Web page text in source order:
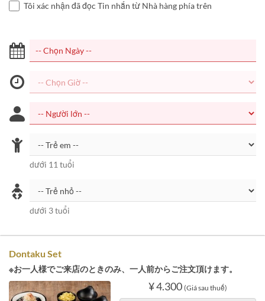
Tôi xác nhận đã đọc Tin nhắn từ Nhà hàng phía trên
dưới 11 tuổi
dưới 3 tuổi
Dontaku Set
※お一人様でご来店のときのみ、一人前からご注文頂けます。
¥ 4.300 (Giá sau thuế)